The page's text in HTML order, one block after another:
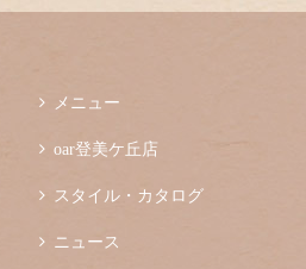
 メニュー
 oar登美ケ丘店
 スタイル・カタログ
 ニュース